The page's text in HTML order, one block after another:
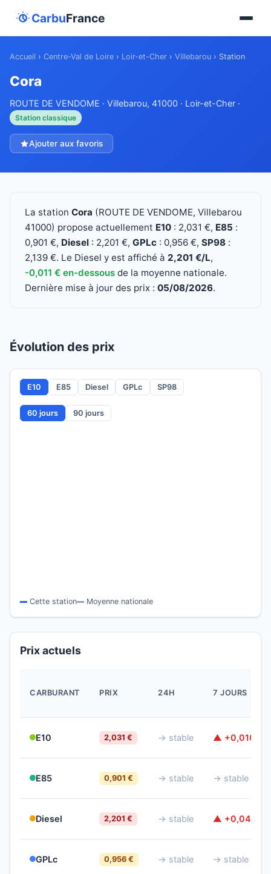
CarbuFrance
Accueil › Centre-Val de Loire › Loir-et-Cher › Villebarou › Station
Cora
ROUTE DE VENDOME · Villebarou, 41000 · Loir-et-Cher ·
Station classique
Ajouter aux favoris
La station Cora (ROUTE DE VENDOME, Villebarou
41000) propose actuellement E10 : 2,031 €, E85 :
0,901 €, Diesel : 2,201 €, GPLc : 0,956 €, SP98 :
2,139 €. Le Diesel y est affiché à 2,201 €/L,
-0,011 € en-dessous de la moyenne nationale.
Dernière mise à jour des prix : 05/08/2026.
Évolution des prix
E10 E85 Diesel GPLc SP98
60 jours 90 jours
Cette station Moyenne nationale
Prix actuels
CARBURANT PRIX 24H 7 JOURS
E10 2,031 € → stable ▲ +0,010 €
E85 0,901 € → stable → stable
Diesel 2,201 € → stable ▲ +0,040 €
GPLc 0,956 € → stable → stable